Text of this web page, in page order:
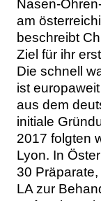
Nasen-
am
beschreibt
Ziel für ihr
Die schnell
ist
aus dem
initiale
2017 folgten
Lyon. In
30
LA zur